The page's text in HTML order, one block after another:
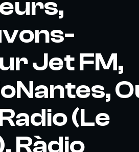
Jet FM,
(Le
Ràdio